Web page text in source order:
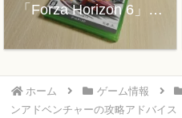
「Forza Horizon 6」プ
レイレビュー
ホーム ゲーム情報
ンアドベンチャーの攻略アドバイス